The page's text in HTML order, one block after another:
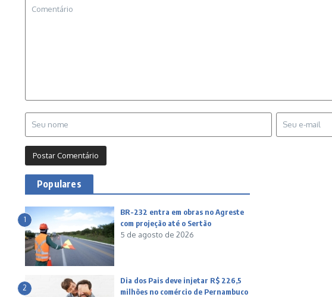
Populares
1
BR-232 entra em obras no Agreste
com projeção até o Sertão
5 de agosto de 2026
2
Dia dos Pais deve injetar R$ 226,5
milhões no comércio de Pernambuco